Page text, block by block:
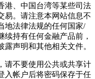
港、中国台湾等某些司法
易。请注意本网站信息不
地法律法规的任何国家/
持有任何金融产品前，
声明和其他相关文件。
请不要使用公共或共享计
入帐户后将密码保存于任